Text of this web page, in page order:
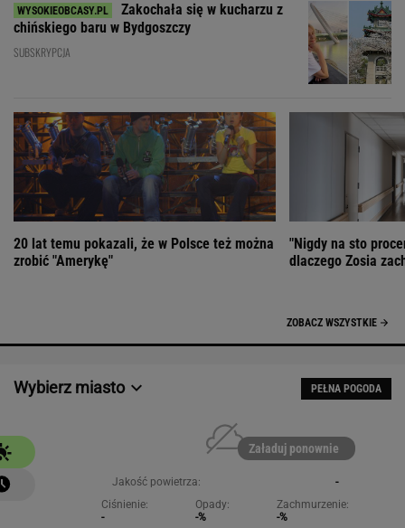
Zakochała się w kucharzu z
chińskiego baru w Bydgoszczy
SUBSKRYPCJA
20 lat temu pokazali, że w Polsce też można
zrobić "Amerykę"
"Nigdy na sto
dlaczego Zosia
ZOBACZ WSZYSTKIE
Wybierz miasto PEŁNA POGODA
Załaduj ponownie
Jakość powietrza:
-
Ciśnienie:
-
Opady:
-%
Zachmurzenie:
-%